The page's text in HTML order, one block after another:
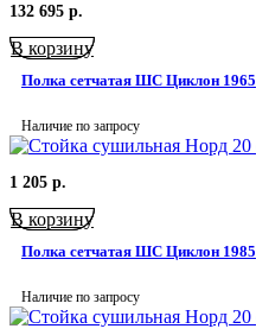
132 695 р.
В корзину
Полка сетчатая ШС Циклон 1965
Наличие по запросу
1 205 р.
В корзину
Полка сетчатая ШС Циклон 1985
Наличие по запросу